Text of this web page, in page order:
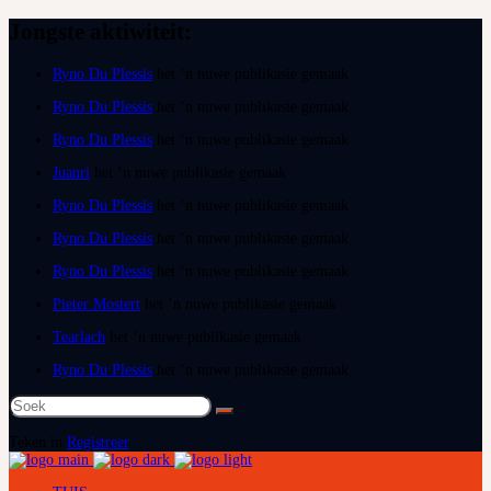
Ryno Du Plessis
Ryno Du Plessis
Ryno Du Plessis
Juanri
Ryno Du Plessis
Ryno Du Plessis
Ryno Du Plessis
Pieter Mostert
Tearlach
Ryno Du Plessis
Soek
na:
Registreer